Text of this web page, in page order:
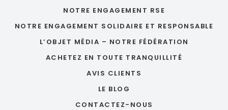
NOTRE ENGAGEMENT RSE
NOTRE ENGAGEMENT SOLIDAIRE ET RESPONSABLE
L’OBJET MÉDIA – NOTRE FÉDÉRATION
ACHETEZ EN TOUTE TRANQUILLITÉ
AVIS CLIENTS
LE BLOG
CONTACTEZ-NOUS